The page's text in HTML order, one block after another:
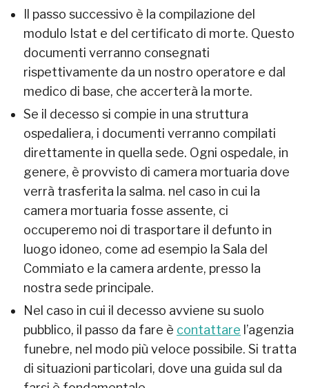
Il passo successivo è la compilazione del
modulo Istat e del certificato di morte. Questo
documenti verranno consegnati
rispettivamente da un nostro operatore e dal
medico di base, che accerterà la morte.
Se il decesso si compie in una struttura
ospedaliera, i documenti verranno compilati
direttamente in quella sede. Ogni ospedale, in
genere, è provvisto di camera mortuaria dove
verrà trasferita la salma. nel caso in cui la
camera mortuaria fosse assente, ci
occuperemo noi di trasportare il defunto in
luogo idoneo, come ad esempio la Sala del
Commiato e la camera ardente, presso la
nostra sede principale.
Nel caso in cui il decesso avviene su suolo
pubblico, il passo da fare è contattare l’agenzia
funebre, nel modo più veloce possibile. Si tratta
di situazioni particolari, dove una guida sul da